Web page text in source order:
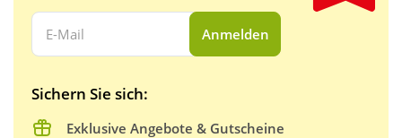
Ihre E-Mail Adresse:
Anmelden
Sichern Sie sich:
Exklusive Angebote & Gutscheine